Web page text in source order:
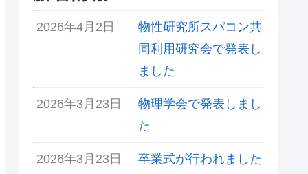
2026年4月2日
物性研究所スパコン共
同利用研究会で発表し
ました
2026年3月23日
物理学会で発表しまし
た
2026年3月23日 卒業式が行われました